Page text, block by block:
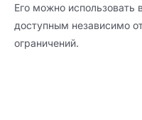
Его можно использовать
доступным независимо
ограничений.